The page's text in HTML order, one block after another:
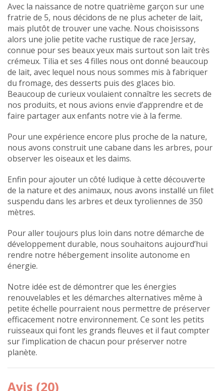
Avec la naissance de notre quatrième garçon sur une
fratrie de 5, nous décidons de ne plus acheter de lait,
mais plutôt de trouver une vache. Nous choisissons
alors une jolie petite vache rustique de race Jersay,
connue pour ses beaux yeux mais surtout son lait très
crémeux. Tilia et ses 4 filles nous ont donné beaucoup
de lait, avec lequel nous nous sommes mis à fabriquer
du fromage, des desserts puis des glaces bio.
Beaucoup de curieux voulaient connaître les secrets de
nos produits, et nous avions envie d’apprendre et de
faire partager aux enfants notre vie à la ferme.
Pour une expérience encore plus proche de la nature,
nous avons construit une cabane dans les arbres, pour
observer les oiseaux et les daims.
Enfin pour ajouter un côté ludique à cette découverte
de la nature et des animaux, nous avons installé un filet
suspendu dans les arbres et deux tyroliennes de 350
mètres.
Pour aller toujours plus loin dans notre démarche de
développement durable, nous souhaitons aujourd’hui
rendre notre hébergement insolite autonome en
énergie.
Notre idée est de démontrer que les énergies
renouvelables et les démarches alternatives même à
petite échelle pourraient nous permettre de préserver
efficacement notre environnement. Ce sont les petits
ruisseaux qui font les grands fleuves et il faut compter
sur l’implication de chacun pour préserver notre
planète.
Avis (20)